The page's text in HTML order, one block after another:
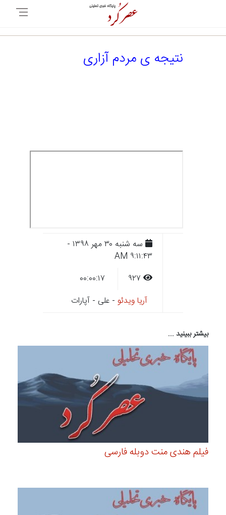
نتیجه ی مردم آزاری
سه شنبه ۳۰ مهر ۱۳۹۸ -
۹:۱۱:۴۳ AM
آریا ویدئو - علی - آپارات
بیشتر ببینید ...
فیلم هندی منت دوبله فارسی